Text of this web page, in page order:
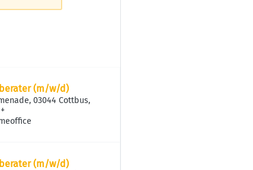
(m/w/d)
03044 Cottbus,
+
(m/w/d)